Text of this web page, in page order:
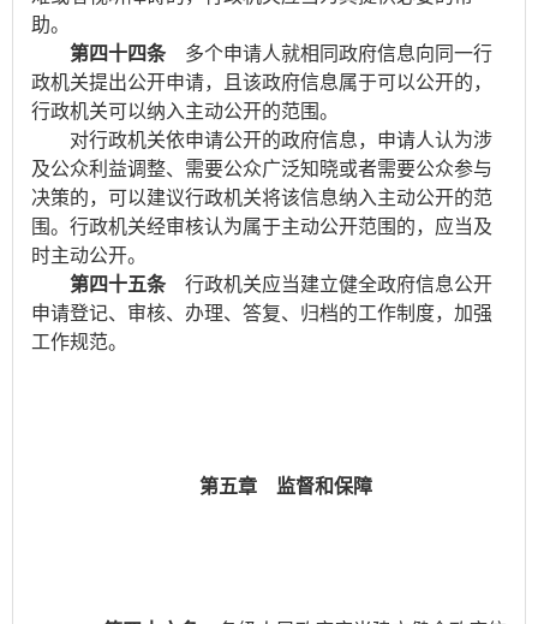
助。
第四十四条多个申请人就相同政府信息向同一行
政机关提出公开申请，且该政府信息属于可以公开的，
行政机关可以纳入主动公开的范围。
对行政机关依申请公开的政府信息，申请人认为涉
及公众利益调整、需要公众广泛知晓或者需要公众参与
决策的，可以建议行政机关将该信息纳入主动公开的范
围。行政机关经审核认为属于主动公开范围的，应当及
时主动公开。
第四十五条行政机关应当建立健全政府信息公开
申请登记、审核、办理、答复、归档的工作制度，加强
工作规范。
第五章 监督和保障